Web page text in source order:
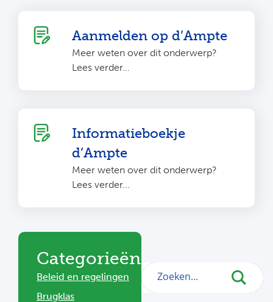
Aanmelden op d’Ampte
Meer weten over dit onderwerp?
Lees verder...
Informatieboekje
d’Ampte
Meer weten over dit onderwerp?
Lees verder...
Categorieën
Beleid en regelingen
Brugklas